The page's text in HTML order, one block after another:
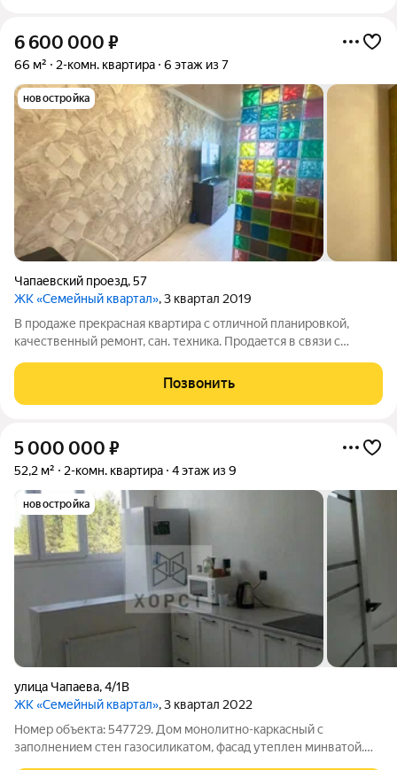
6 600 000 ₽
66 м² 2-комн. квартира 6 этаж из 7
новостройка
Чапаевский проезд,57
ЖК «Семейный квартал», 3 квартал 2019
В продаже прекрасная квартира с отличной планировкой,
качественный ремонт, сан. техника. Продается в связи с
ламинат, обои. Качественный кухонный гарнитур. Дом с
закрытой территорией, детской
Позвонить
5 000 000 ₽
52,2 м² 2-комн. квартира 4 этаж из 9
новостройка
улица Чапаева,4/1В
ЖК «Семейный квартал», 3 квартал 2022
Номер объекта: 547729. Дом монолитно-каркасный с
заполнением стен газосиликатом, фасад утеплен минватой.